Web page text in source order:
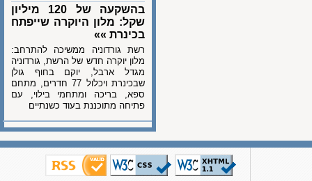
בהשקעה של 120 מיליון
שקל: מלון היוקרה שייפתח
בכינרת »»
רשת גורדוניה ממשיכה להתרחב:
מלון יוקרה חדש של הרשת, גורדוניה
מגדל ארבל, יוקם בחוף גולן
שבכינרת ויכלול 77 חדרים, מתחם
ספא, בריכה ומתחמי בילוי, עם
פתיחה מתוכננת בעוד כשנתיים